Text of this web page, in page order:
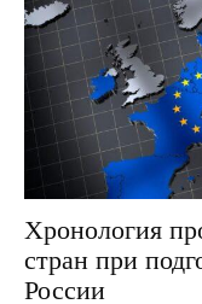
Хронология
стран при
России